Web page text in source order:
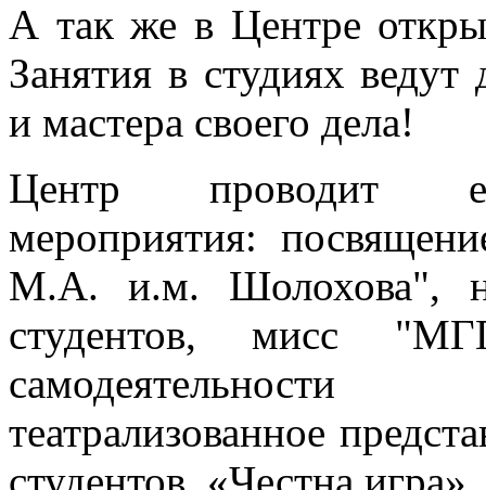
А так же в Центре
Занятия в студиях
и мастера своего дела!
Центр проводит
мероприятия:
М.А. и.м. Шолохова",
студентов, мисс
театрализованное